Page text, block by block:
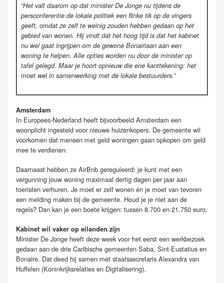
“Het valt daarom op dat minister De Jonge nu tijdens de
persconferentie de lokale politiek een flinke tik op de vingers
geeft, omdat ze zelf te weinig zouden hebben gedaan op het
gebied van wonen. Hij vindt dat het hoog tijd is dat het kabinet
nu wel gaat ingrijpen om de gewone Bonairiaan aan een
woning te helpen. Alle opties worden nu door de minister op
tafel gelegd. Maar je hoort opnieuw die ene kanttekening: het
moet wel in samenwerking met de lokale bestuurders.”
Amsterdam
In Europees-Nederland heeft bijvoorbeeld Amsterdam een
woonplicht ingesteld voor nieuwe huizenkopers. De gemeente wil
voorkomen dat mensen met geld woningen gaan opkopen om geld
mee te verdienen.
Daarnaast hebben ze AirBnb gereguleerd: je kunt met een
vergunning jouw woning maximaal dertig dagen per jaar aan
toeristen verhuren. Je moet er zelf wonen én je moet van tevoren
een melding maken bij de gemeente. Houd je je niet aan de
regels? Dan kan je een boete krijgen: tussen 8.700 en 21.750 euro.
Kabinet wil vaker op eilanden zijn
Minister De Jonge heeft deze week voor het eerst een werkbezoek
gedaan aan de drie Caribische gemeenten Saba, Sint-Eustatius en
Bonaire. Dat deed hij samen met staatssecretaris Alexandra van
Huffelen (Koninkrijksrelaties en Digitalisering).